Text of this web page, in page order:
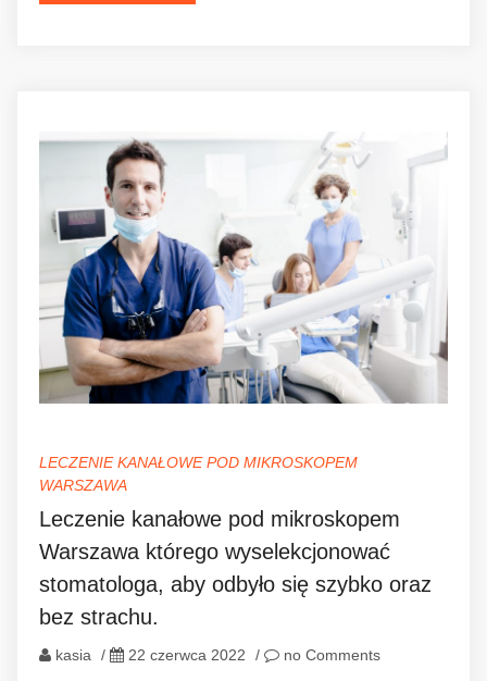
LECZENIE KANAŁOWE POD MIKROSKOPEM
WARSZAWA
Leczenie kanałowe pod mikroskopem
Warszawa którego wyselekcjonować
stomatologa, aby odbyło się szybko oraz
bez strachu.
kasia / 22 czerwca 2022 / no Comments